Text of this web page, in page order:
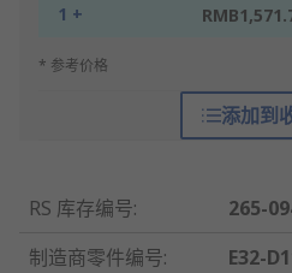
1 +
* 参考价格
添加到
RS 库存编号:
265-
制造商零件编号:
E32-